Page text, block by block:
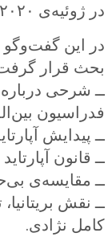
در ژوئیه‌ی ‌‏۲۰۲۰ به زبان انگلیسی منتشر شد.‏
در این گفت‌وگو
بحث قرار
ــ شرحی
فدراسیون
ــ پیدایش
ــ قانون
ــ مقایسه‌ی
ــ نقش
کامل نژادی. ‏